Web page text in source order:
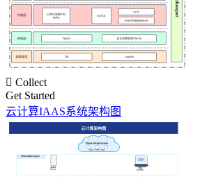
 Collect
Get Started
云计算IAAS系统架构图